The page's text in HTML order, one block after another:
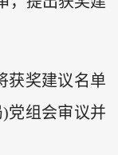
获奖建议名单
党组会审议并